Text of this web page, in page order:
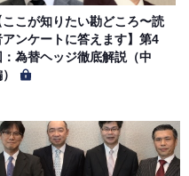
オンライン上に掲示する
き、適切に取り扱うもの
ここが知りたい勘どころ〜読
アンケートに答えます】第4
：為替ヘッジ徹底解説（中